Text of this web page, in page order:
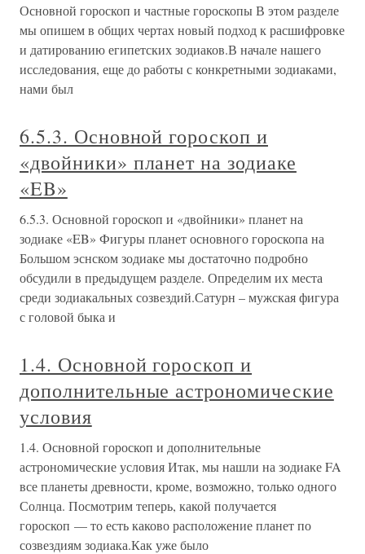
Основной гороскоп и частные гороскопы В этом разделе
мы опишем в общих чертах новый подход к расшифровке
и датированию египетских зодиаков.В начале нашего
исследования, еще до работы с конкретными зодиаками,
нами был
6.5.3. Основной гороскоп и
«двойники» планет на зодиаке
«EB»
6.5.3. Основной гороскоп и «двойники» планет на
зодиаке «EB» Фигуры планет основного гороскопа на
Большом эснском зодиаке мы достаточно подробно
обсудили в предыдущем разделе. Определим их места
среди зодиакальных созвездий.Сатурн – мужская фигура
с головой быка и
1.4. Основной гороскоп и
дополнительные астрономические
условия
1.4. Основной гороскоп и дополнительные
астрономические условия Итак, мы нашли на зодиаке FA
все планеты древности, кроме, возможно, только одного
Солнца. Посмотрим теперь, какой получается
гороскоп — то есть каково расположение планет по
созвездиям зодиака.Как уже было